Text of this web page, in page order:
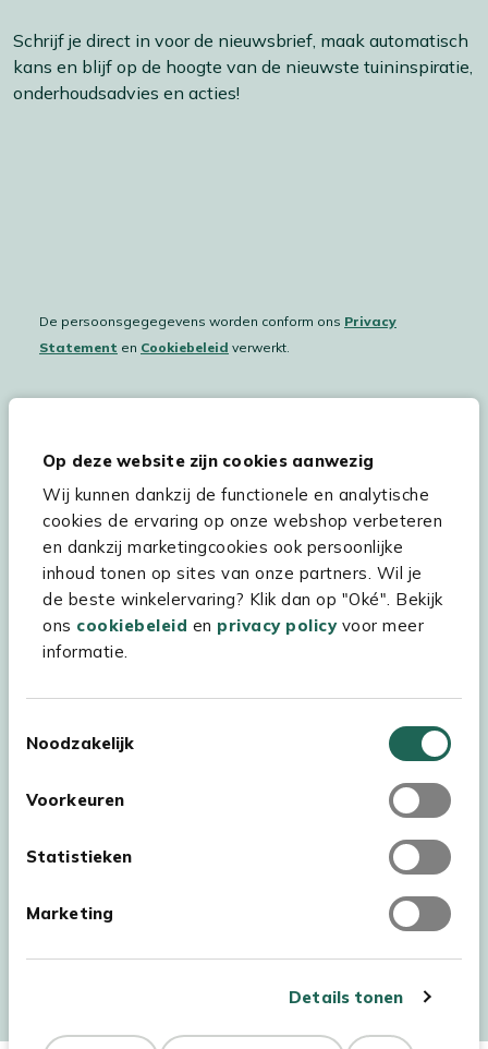
Op deze website zijn cookies aanwezig
Wij kunnen dankzij de functionele en analytische
cookies de ervaring op onze webshop verbeteren
en dankzij marketingcookies ook persoonlijke
inhoud tonen op sites van onze partners. Wil je
de beste winkelervaring? Klik dan op "Oké". Bekijk
ons cookiebeleid en privacy policyvoor meer
informatie.
Noodzakelijk
Voorkeuren
Statistieken
Marketing
Details tonen
Schrijf je direct in voor de nieuwsbrief, maak automatisch
kans en blijf op de hoogte van de nieuwste tuininspiratie,
onderhoudsadvies en acties!
De persoonsgegegevens worden conform ons Privacy
Statement en Cookiebeleid verwerkt.
Hulp & service
Assortiment
Kees Smit Tuinmeubelen
Experience Stores XXL